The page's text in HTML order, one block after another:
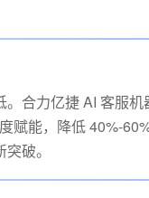
合力亿捷 AI 客服
赋能，降低 40%-
破。